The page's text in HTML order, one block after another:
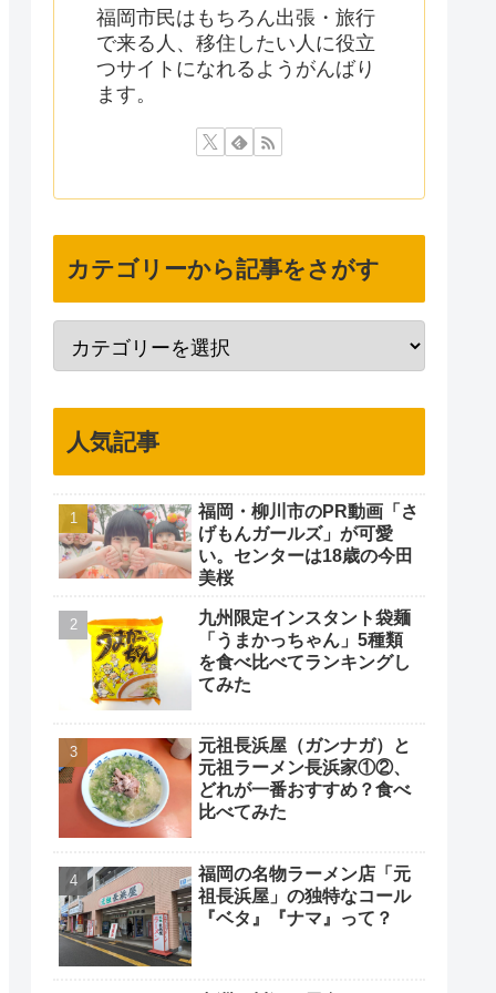
福岡市民はもちろん出張・旅行
で来る人、移住したい人に役立
つサイトになれるようがんばり
ます。
カテゴリーから記事をさがす
人気記事
福岡・柳川市のPR動画「さ
げもんガールズ」が可愛
い。センターは18歳の今田
美桜
九州限定インスタント袋麺
「うまかっちゃん」5種類
を食べ比べてランキングし
てみた
元祖長浜屋（ガンナガ）と
元祖ラーメン長浜家①②、
どれが一番おすすめ？食べ
比べてみた
福岡の名物ラーメン店「元
祖長浜屋」の独特なコール
『ベタ』『ナマ』って？